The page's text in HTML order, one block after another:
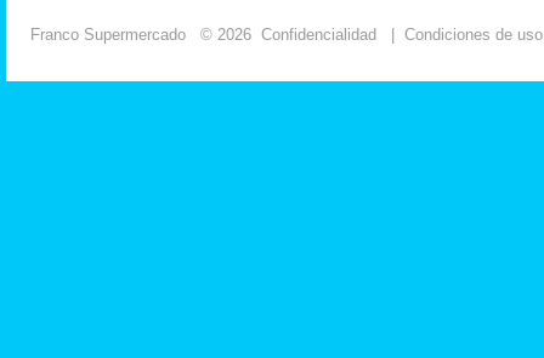
Franco Supermercado © 2026 Confidencialidad Condiciones de uso